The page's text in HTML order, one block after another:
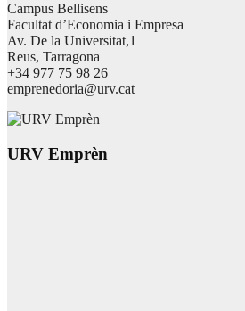
Campus Bellisens
Facultat d’Economia i Empresa
Av. De la Universitat,1
Reus, Tarragona
+34 977 75 98 26
emprenedoria@urv.cat
URV Emprèn